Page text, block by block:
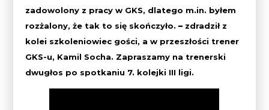
zadowolony z pracy w GKS, dlatego m.in. byłem
rozżalony, że tak to się skończyło.– zdradził z
kolei szkoleniowiec gości, a w przeszłości trener
GKS-u, Kamil Socha. Zapraszamy na trenerski
dwugłos po spotkaniu 7. kolejki III ligi.